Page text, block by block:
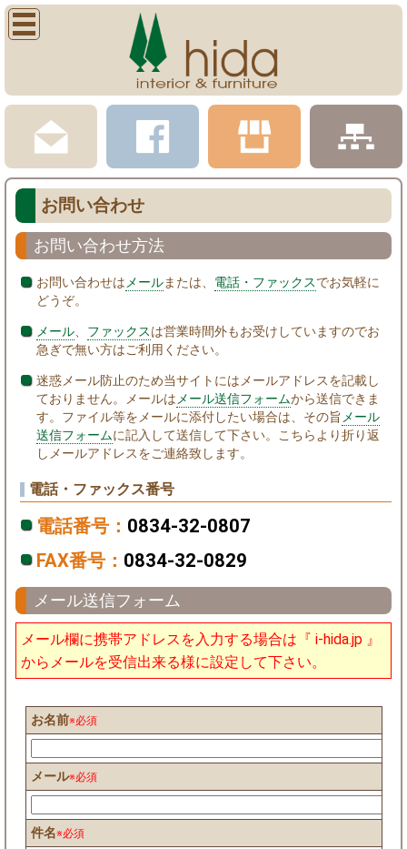
お問い合わせ
お問い合わせ方法
お問い合わせはメールまたは、 電話・ファックスでお気軽に
どうぞ。
メール、 ファックスは営業時間外もお受けしていますのでお
急ぎで無い方はご利用ください。
迷惑メール防止のため当サイトにはメールアドレスを記載し
ておりません。メールはメール送信フォームから送信できま
す。ファイル等をメールに添付したい場合は、その旨 メール
送信フォームに記入して送信して下さい。こちらより折り返
しメールアドレスをご連絡致します。
電話・ファックス番号
電話番号： 0834-32-0807
FAX番号： 0834-32-0829
メール送信フォーム
メール欄に携帯アドレスを入力する場合は『 i-hida.jp 』
からメールを受信出来る様に設定して下さい。
お名前※必須
メール※必須
件名※必須